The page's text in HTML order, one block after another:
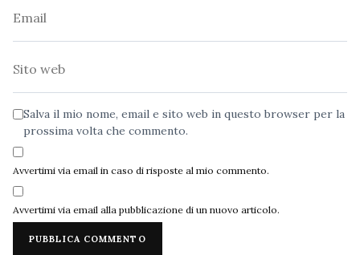
Salva il mio nome, email e sito web in questo browser per la
prossima volta che commento.
Avvertimi via email in caso di risposte al mio commento.
Avvertimi via email alla pubblicazione di un nuovo articolo.